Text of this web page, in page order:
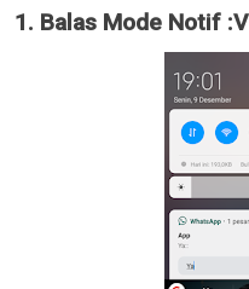
1. Balas Mode Notif :V